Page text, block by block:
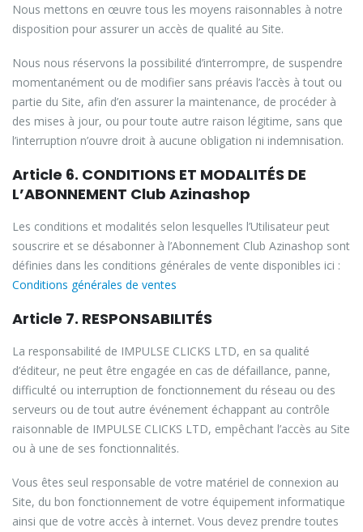
Nous mettons en œuvre tous les moyens raisonnables à notre
disposition pour assurer un accès de qualité au Site.
Nous nous réservons la possibilité d’interrompre, de suspendre
momentanément ou de modifier sans préavis l’accès à tout ou
partie du Site, afin d’en assurer la maintenance, de procéder à
des mises à jour, ou pour toute autre raison légitime, sans que
l’interruption n’ouvre droit à aucune obligation ni indemnisation.
Article 6. CONDITIONS ET MODALITÉS DE
L’ABONNEMENT Club Azinashop
Les conditions et modalités selon lesquelles l’Utilisateur peut
souscrire et se désabonner à l’Abonnement Club Azinashop sont
définies dans les conditions générales de vente disponibles ici :
Conditions générales de ventes
Article 7. RESPONSABILITÉS
La responsabilité de IMPULSE CLICKS LTD, en sa qualité
d’éditeur, ne peut être engagée en cas de défaillance, panne,
difficulté ou interruption de fonctionnement du réseau ou des
serveurs ou de tout autre événement échappant au contrôle
raisonnable de IMPULSE CLICKS LTD, empêchant l’accès au Site
ou à une de ses fonctionnalités.
Vous êtes seul responsable de votre matériel de connexion au
Site, du bon fonctionnement de votre équipement informatique
ainsi que de votre accès à internet. Vous devez prendre toutes